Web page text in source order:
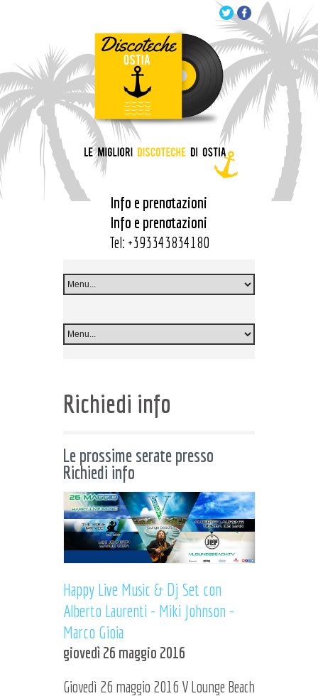
Info e prenotazioni
Info e prenotazioni
Tel: +393343834180
Richiedi info
Le prossime serate presso
Richiedi info
Happy Live Music & Dj Set con
Alberto Laurenti - Miki Johnson -
Marco Gioia
giovedì 26 maggio 2016
Giovedì 26 maggio 2016 V Lounge Beach